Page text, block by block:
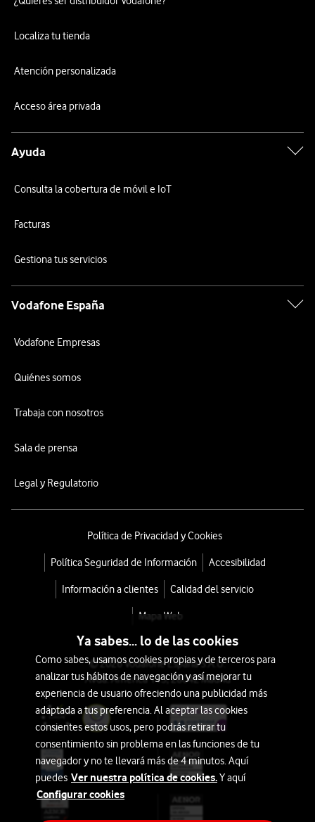
Localiza tu tienda
Atención personalizada
Acceso área privada
Ayuda
Consulta la cobertura de móvil e IoT
Facturas
Gestiona tus servicios
Vodafone España
Vodafone Empresas
Quiénes somos
Trabaja con nosotros
Sala de prensa
Legal y Regulatorio
Política de Privacidad y Cookies
Política Seguridad de Información Accesibilidad
Información a clientes Calidad del servicio
Mapa Web
© 2026 Vodafone España S.A.U.
Avda. América 115, 28042 Madrid
Ya sabes... lo de las cookies
Como sabes, usamos cookies propias y de terceros para
analizar tus hábitos de navegación y así mejorar tu
experiencia de usuario ofreciendo una publicidad más
adaptada a tus preferencia. Al aceptar las cookies
consientes estos usos, pero podrás retirar tu
consentimiento sin problema en las funciones de tu
navegador y no te llevará más de 4 minutos. Aquí
puedes Ver nuestra política de cookies.Y aquí
Configurar cookies